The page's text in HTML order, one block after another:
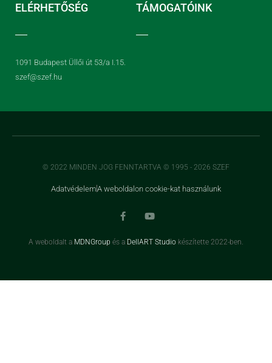
ELÉRHETŐSÉG
1091 Budapest Üllői út 53/a I.15.
szef@szef.hu
TÁMOGATÓINK
© 2022 MINDEN JOG FENNTARTVA © 1995 - 2026 SZEF
AdatvédelemA weboldalon cookie-kat használunk
A weboldalt a MDNGroup és a DellART Studio készítette 2022-ben.